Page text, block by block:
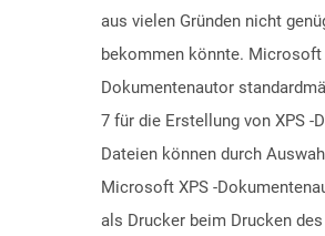
aus vielen Gründen nicht
bekommen könnte. Microsoft
Dokumentenautor
7 für die Erstellung von XPS -
Dateien können durch
Microsoft XPS -
als Drucker beim Drucken